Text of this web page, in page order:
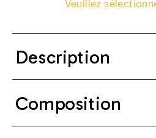
Veuillez
Description
Composition